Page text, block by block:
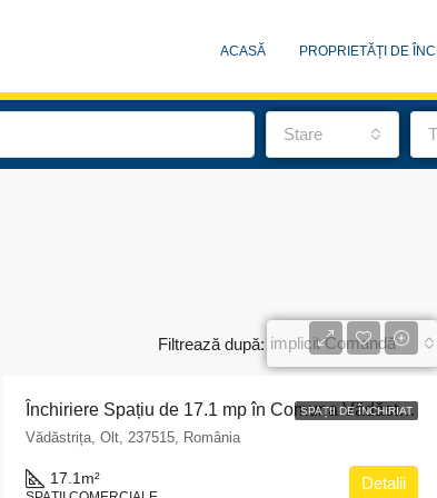
ACASĂ PROPRIETĂȚI DE
Stare
Filtrează după: implicit Comandă
SPAȚII DE ÎNCHIRIAT
Închiriere Spațiu de 17.1 mp în Comuna Vădăstrița, Olt: Ideal pentru Afaceri Mici
Vădăstrița, Olt, 237515, România
17.1 m² Detalii
RECOMANDATE